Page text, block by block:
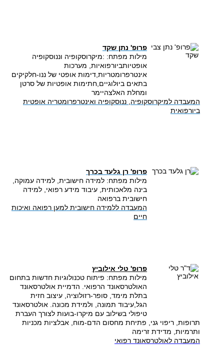
פרופ' נתן שקד
מילות מפתח: :מיקרוסקופיה וננוסקופיה
אופטיותביורפואיות, מערכות
אינטרפרומטריות,דימות אופטי של ננו-חלקיקים
בתאים ביולוגיים,חתימות אופטיות של סרטן
ומחלת האלצהיימר
המעבדה למיקרוסקופיה, ננוסקופיה ואינטרפרומטריה אופטית
ביורפואית
פרופ' רן גלעד בכרך
מילות מפתח: למידה חישובית, למידה עמוקה,
בינה מלאכותית, עיבוד מידע רפואי, למידה
חישובית ברפואה
המעבדה ללמידה חישובית למען רפואה ואיכות
חיים
פרופ' טלי אילוביץ
מילות מפתח: פיתוח טכנולוגיות חדשות בתחום
האולטרסאונד הרפואי. ​הדמיית אולטרסאונד
בתלת מימד, סופר-רזולוציה, עיצוב חזית
הגל,עיבוד תמונה, ​ולמידת מכונה. אולטרסאונד
טיפולי בשילוב עם מיקרו-בועות לצורך העברת
תרופות, ריפוי גני, פתיחת מחסום הדם-מוח, ​אבלציות מכניות
ותרמיות, מדידת זרימה
המעבדה לאולטרסאונד רפואי